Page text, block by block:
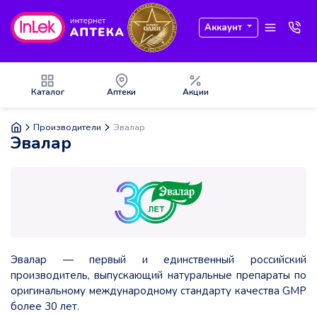
Аккаунт
Каталог Аптеки Акции
Производители Эвалар
Эвалар
Эвалар — первый и единственный российский
производитель, выпускающий натуральные препараты по
оригинальному международному стандарту качества GMP
более 30 лет.